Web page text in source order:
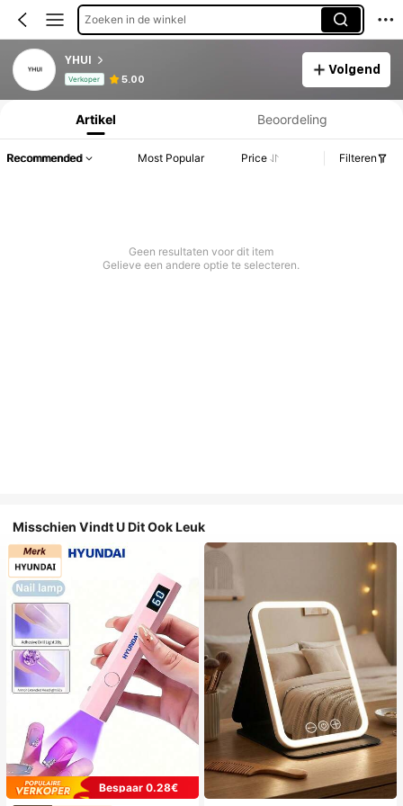
Zoeken in de winkel
YHUI
Verkoper 5.00
Volgend
Productinformatie: Prijsopenbaring, Verkoop- en Voorraadgegevens.
Artikel Beoordeling
Recommended Most Popular Price Filteren
Geen resultaten voor dit item
Gelieve een andere optie te selecteren.
Misschien Vindt U Dit Ook Leuk
Bespaar 0.28€